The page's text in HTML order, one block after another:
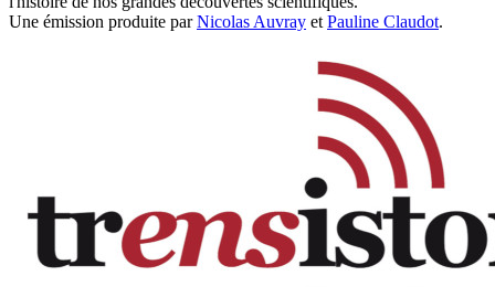
Une émission produite parNicolas Auvray et Pauline Claudot.